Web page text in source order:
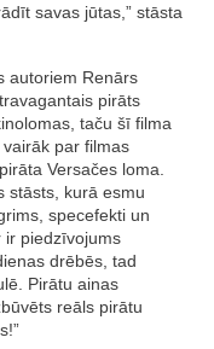
savas jūtas,” stāsta
autoriem Renārs
pirāts
taču šī filma
par filmas
Versačes loma.
stāsts, kurā esmu
specefekti un
ir piedzīvojums
drēbēs, tad
Pirātu ainas
reāls pirātu